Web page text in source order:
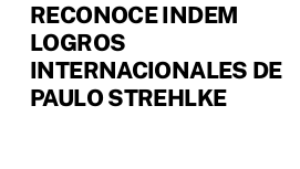
RECONOCE INDEM
LOGROS
INTERNACIONALES DE
PAULO STREHLKE